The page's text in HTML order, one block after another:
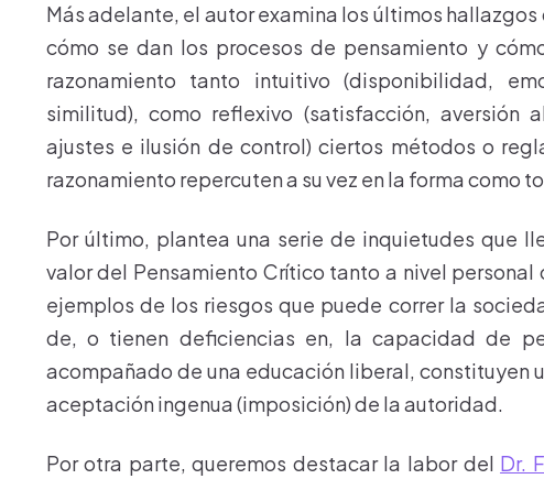
Más adelante, el autor examina los últimos
cómo se dan los procesos de pensamiento y
razonamiento tanto intuitivo (disponibilidad,
similitud), como reflexivo (satisfacción,
ajustes e ilusión de control) ciertos métodos o
razonamiento repercuten a su vez en la forma como
Por último, plantea una serie de inquietudes que
valor del Pensamiento Crítico tanto a nivel personal
ejemplos de los riesgos que puede correr la
de, o tienen deficiencias en, la capacidad de
acompañado de una educación liberal, constituyen
aceptación ingenua (imposición) de la autoridad.
Por otra parte, queremos destacar la labor del Dr.